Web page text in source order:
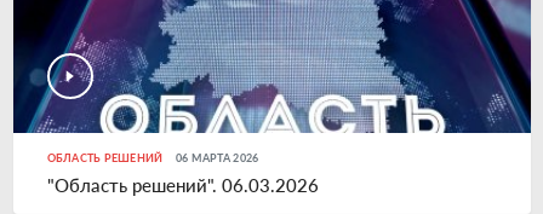
ОБЛАСТЬ РЕШЕНИЙ 06 МАРТА 2026
"Область решений". 06.03.2026